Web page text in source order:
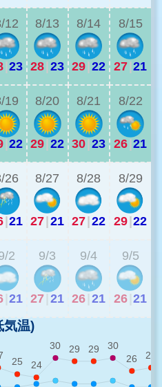
12
23
8/13
28 23
8/14
29 22
8/15
27 21
19
22
8/20
29 22
8/21
30 23
8/22
26 21
26
21
8/27
27 21
8/28
27 22
8/29
29 22
2
21
9/3
27 21
9/4
26 21
9/5
26 21
気温)